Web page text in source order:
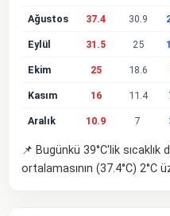
Ağustos 37.4 30.9
Eylül 31.5 25
Ekim 25 18.6
Kasım 16 11.4
Aralık 10.9 7
📌 Bugünkü 39°C'lik sıcaklık
ortalamasının (37.4°C) 2°C